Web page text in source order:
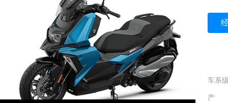
车系
产